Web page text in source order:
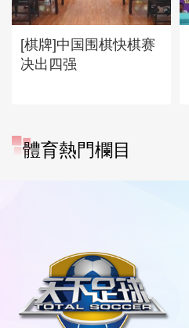
[棋牌]中国围棋快棋赛
决出四强
體育熱門欄目